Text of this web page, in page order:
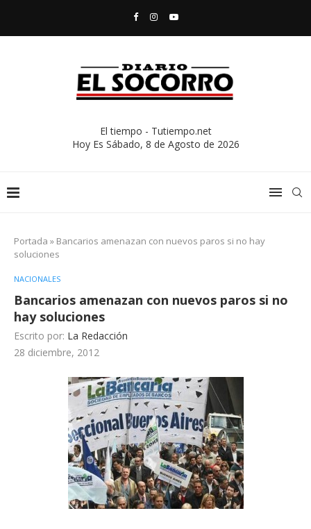
El tiempo - Tutiempo.net
Hoy Es Sábado, 8 de Agosto de 2026
Portada » Bancarios amenazan con nuevos paros si no hay
soluciones
NACIONALES
Bancarios amenazan con nuevos paros si no
hay soluciones
Escrito por: La Redacción
28 diciembre, 2012